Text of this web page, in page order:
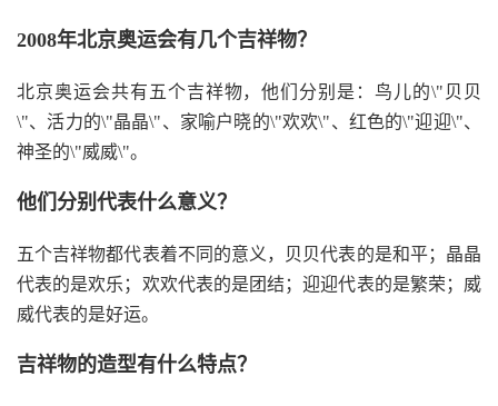
2008年北京奥运会有几个吉祥物？
北京奥运会共有五个吉祥物，他们分别是：鸟儿的\"贝贝
\"、活力的\"晶晶\"、家喻户晓的\"欢欢\"、红色的\"迎迎\"、
神圣的\"威威\"。
他们分别代表什么意义？
五个吉祥物都代表着不同的意义，贝贝代表的是和平；晶晶
代表的是欢乐；欢欢代表的是团结；迎迎代表的是繁荣；威
威代表的是好运。
吉祥物的造型有什么特点？